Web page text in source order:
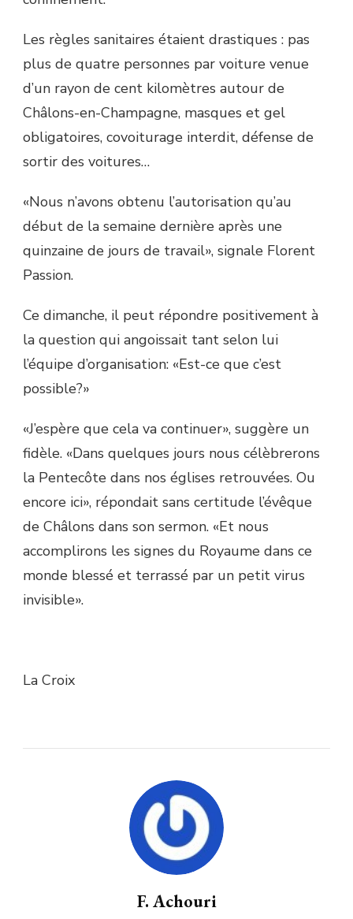
Les règles sanitaires étaient drastiques : pas
plus de quatre personnes par voiture venue
d’un rayon de cent kilomètres autour de
Châlons-en-Champagne, masques et gel
obligatoires, covoiturage interdit, défense de
sortir des voitures…
«Nous n’avons obtenu l’autorisation qu’au
début de la semaine dernière après une
quinzaine de jours de travail», signale Florent
Passion.
Ce dimanche, il peut répondre positivement à
la question qui angoissait tant selon lui
l’équipe d’organisation: «Est-ce que c’est
possible?»
«J’espère que cela va continuer», suggère un
fidèle. «Dans quelques jours nous célèbrerons
la Pentecôte dans nos églises retrouvées. Ou
encore ici», répondait sans certitude l’évêque
de Châlons dans son sermon. «Et nous
accomplirons les signes du Royaume dans ce
monde blessé et terrassé par un petit virus
invisible».
La Croix
F. Achouri